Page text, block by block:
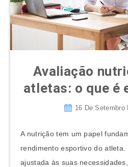
Avaliação
atletas: o que é
16 De Setembro
A nutrição tem um papel
rendimento esportivo do
ajustada às suas